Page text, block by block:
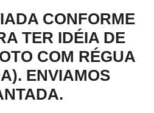
CONFORME
TER IDÉIA DE
COM RÉGUA
ENVIAMOS